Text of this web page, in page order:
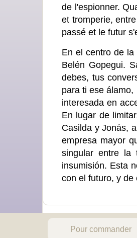
de l'espionner.
et tromperie,
passé et le futur
En el centro de
Belén Gopegui.
debes, tus
para ti ese
interesada en
En lugar de
Casilda y Jonás,
empresa mayor
singular entre la
insumisión. Esta
con el futuro, y de
Pour commander